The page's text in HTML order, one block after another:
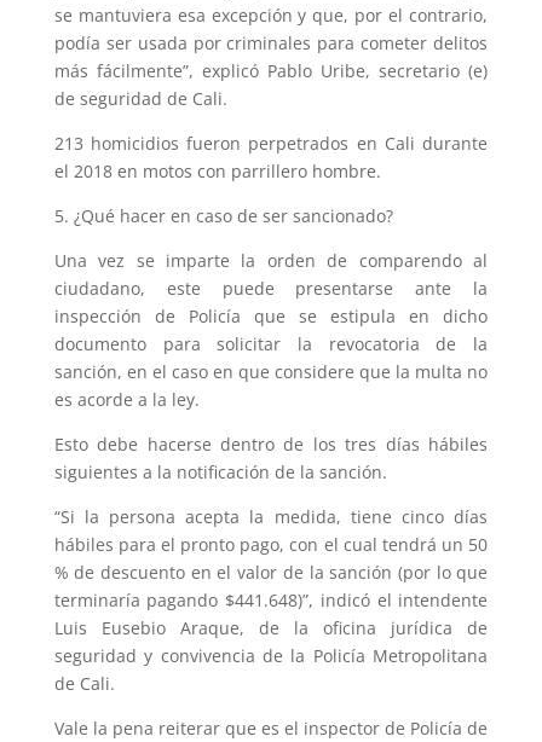
se mantuviera esa excepción y que, por el contrario,
podía ser usada por criminales para cometer delitos
más fácilmente”, explicó Pablo Uribe, secretario (e)
de seguridad de Cali.
213 homicidios fueron perpetrados en Cali durante
el 2018 en motos con parrillero hombre.
5. ¿Qué hacer en caso de ser sancionado?
Una vez se imparte la orden de comparendo al
ciudadano, este puede presentarse ante la
inspección de Policía que se estipula en dicho
documento para solicitar la revocatoria de la
sanción, en el caso en que considere que la multa no
es acorde a la ley.
Esto debe hacerse dentro de los tres días hábiles
siguientes a la notificación de la sanción.
“Si la persona acepta la medida, tiene cinco días
hábiles para el pronto pago, con el cual tendrá un 50
% de descuento en el valor de la sanción (por lo que
terminaría pagando $441.648)”, indicó el intendente
Luis Eusebio Araque, de la oficina jurídica de
seguridad y convivencia de la Policía Metropolitana
de Cali.
Vale la pena reiterar que es el inspector de Policía de